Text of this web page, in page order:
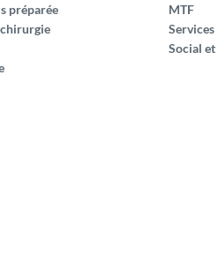
préparée
MTF
Services
Social